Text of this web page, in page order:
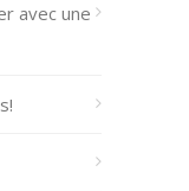
avec une